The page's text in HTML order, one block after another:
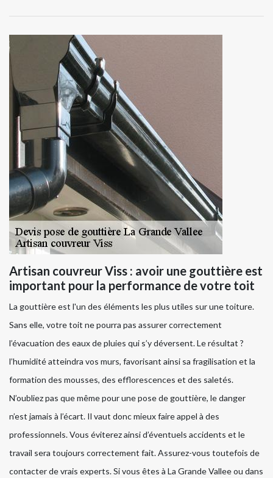
Artisan couvreur Viss : avoir une gouttière est
important pour la performance de votre toit
La gouttière est l'un des éléments les plus utiles sur une toiture.
Sans elle, votre toit ne pourra pas assurer correctement
l’évacuation des eaux de pluies qui s’y déversent. Le résultat ?
l’humidité atteindra vos murs, favorisant ainsi sa fragilisation et la
formation des mousses, des efflorescences et des saletés.
N’oubliez pas que même pour une pose de gouttière, le danger
n’est jamais à l’écart. Il vaut donc mieux faire appel à des
professionnels. Vous éviterez ainsi d’éventuels accidents et le
travail sera toujours correctement fait. Assurez-vous toutefois de
contacter de vrais experts. Si vous êtes à La Grande Vallee ou dans